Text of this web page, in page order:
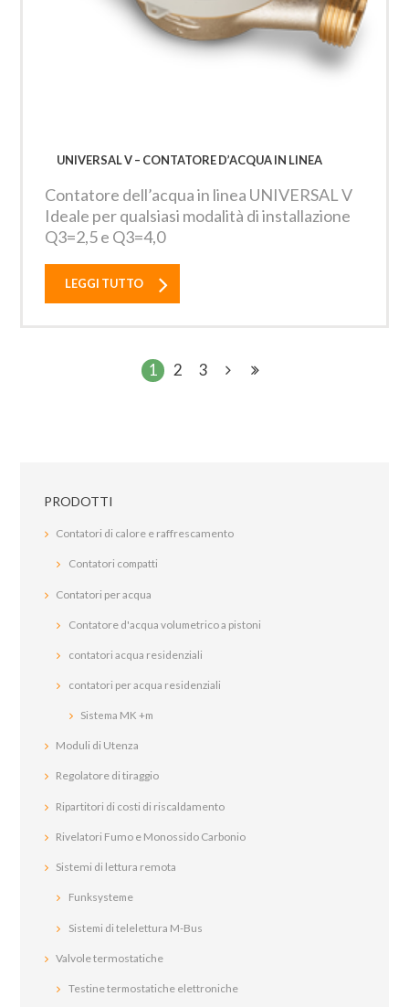
UNIVERSAL V – CONTATORE D’ACQUA IN LINEA
Contatore dell’acqua in linea UNIVERSAL V
Ideale per qualsiasi modalità di installazione
Q3=2,5 e Q3=4,0
LEGGI TUTTO
1 2 3
PRODOTTI
Contatori di calore e raffrescamento
Contatori compatti
Contatori per acqua
Contatore d'acqua volumetrico a pistoni
contatori acqua residenziali
contatori per acqua residenziali
Sistema MK +m
Moduli di Utenza
Regolatore di tiraggio
Ripartitori di costi di riscaldamento
Rivelatori Fumo e Monossido Carbonio
Sistemi di lettura remota
Funksysteme
Sistemi di telelettura M-Bus
Valvole termostatiche
Testine termostatiche elettroniche